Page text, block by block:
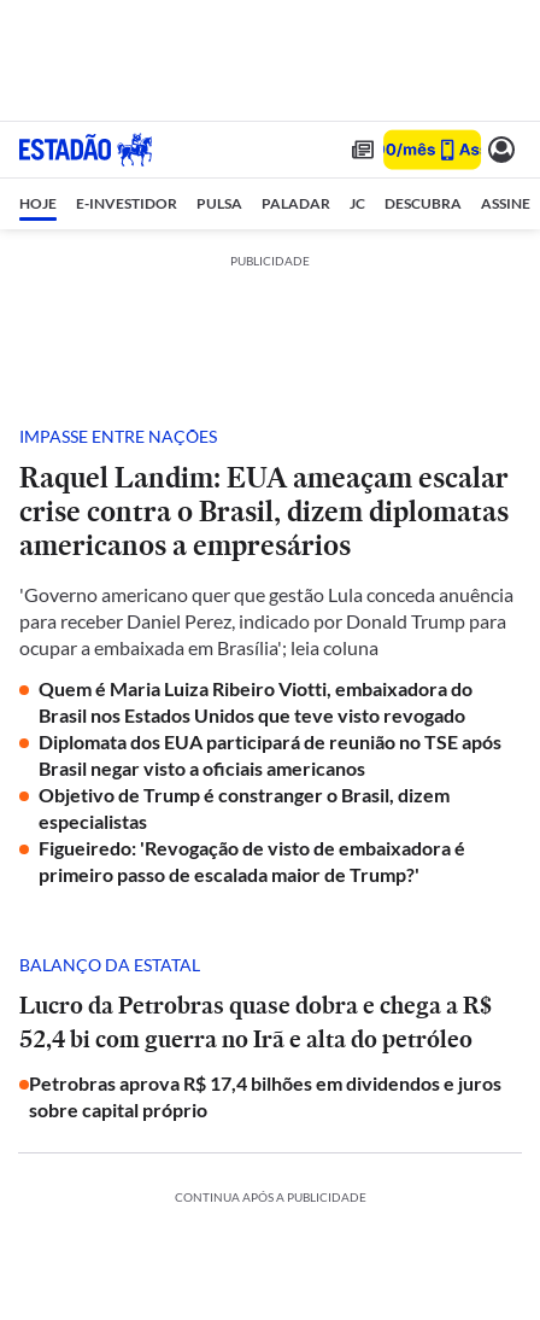
HOJE E-INVESTIDOR PULSA PALADAR JC DESCUBRA ASSINE
PUBLICIDADE
IMPASSE ENTRE NAÇÕES
Raquel Landim: EUA ameaçam escalar
crise contra o Brasil, dizem diplomatas
americanos a empresários
'Governo americano quer que gestão Lula conceda anuência
para receber Daniel Perez, indicado por Donald Trump para
ocupar a embaixada em Brasília'; leia coluna
Quem é Maria Luiza Ribeiro Viotti, embaixadora do
Brasil nos Estados Unidos que teve visto revogado
Diplomata dos EUA participará de reunião no TSE após
Brasil negar visto a oficiais americanos
Objetivo de Trump é constranger o Brasil, dizem
especialistas
Figueiredo: 'Revogação de visto de embaixadora é
primeiro passo de escalada maior de Trump?'
BALANÇO DA ESTATAL
Lucro da Petrobras quase dobra e chega a R$
52,4 bi com guerra no Irã e alta do petróleo
Petrobras aprova R$ 17,4 bilhões em dividendos e juros
sobre capital próprio
CONTINUA APÓS A PUBLICIDADE